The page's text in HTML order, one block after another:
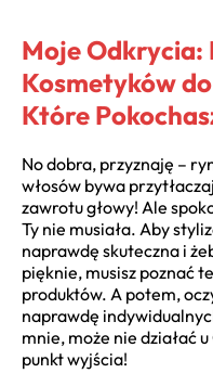
Moje Odkrycia:
Kosmetyków
Które
No dobra, przyznaję –
włosów bywa
zawrotu głowy! Ale
Ty nie musiała. Aby
naprawdę skuteczna i
pięknie, musisz poznać
produktów. A potem,
naprawdę
mnie, może nie działać
punkt wyjścia!